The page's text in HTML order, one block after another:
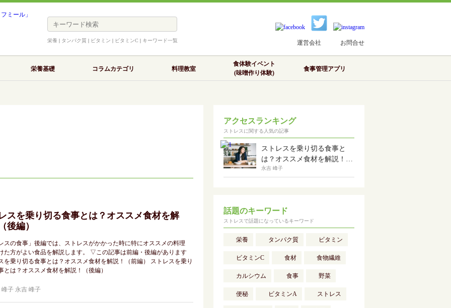
栄養 | タンパク質 | ビタミン | ビタミンC | キーワード一覧 運営会社 お問合せ
栄養基礎 コラムカテゴリ 料理教室
食体験イベント
(味噌作り体験)
食事管理アプリ
スを乗り切る食事とは？オススメ食材を解
後編）
スの食事」後編では、ストレスがかかった時に特にオススメの料理
た方がよい食品を解説します。 ▽この記事は前編・後編があります
を乗り切る食事とは？オススメ食材を解説！（前編） ストレスを乗り
とは？オススメ食材を解説！（後編）
永吉 峰子
アクセスランキング
ストレスに関する人気の記事
ストレスを乗り切る食事と
は？オススメ食材を解説！…
永吉 峰子
話題のキーワード
ストレスで話題になっているキーワード
栄養 タンパク質 ビタミン
ビタミンC 食材 食物繊維
カルシウム 食事 野菜
便秘 ビタミンA ストレス